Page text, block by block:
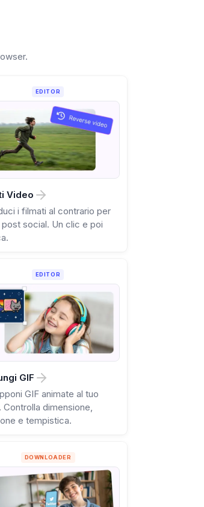
EDITOR
Video
i filmati al contrario per
social. Un clic e poi
EDITOR
GIF
GIF animate al tuo
Controlla dimensione,
e tempistica.
DOWNLOADER